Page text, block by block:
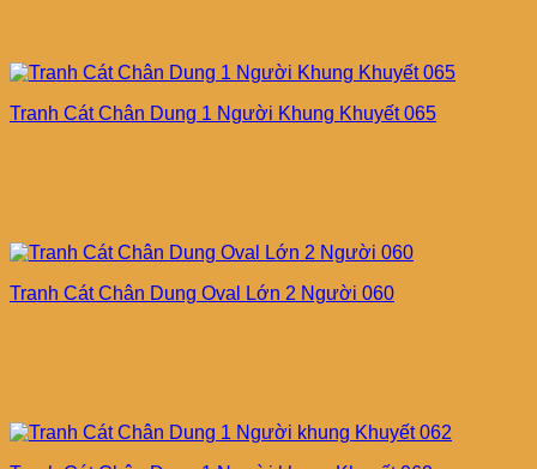
Tranh Cát Chân Dung 1 Người Khung Khuyết 065
Tranh Cát Chân Dung Oval Lớn 2 Người 060